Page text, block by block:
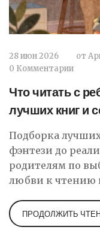
28 июн 2026 от
0 Комментарии
Что читать с
лучших книг и
Подборка
фэнтези до
родителям по
любви к чтению
ПРОДОЛЖИТЬ